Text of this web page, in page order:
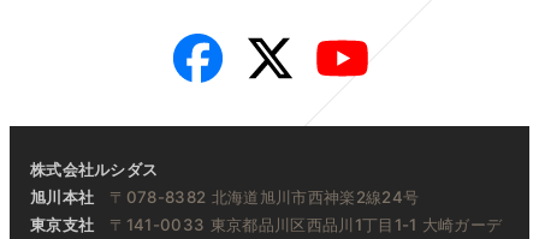
Facebook Twitter YouTube
株式会社ルシダス
旭川本社 〒078-8382 北海道旭川市西神楽2線24号
東京支社 〒141-0033 東京都品川区西品川1丁目1-1 大崎ガーデ